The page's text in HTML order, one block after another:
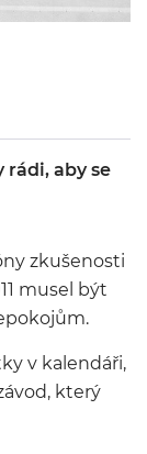
rádi, aby se
zkušenosti
musel být
v kalendáři,
který